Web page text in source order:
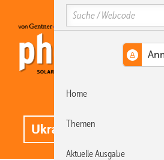
Hauptinhalt
Hauptmenü
SiteSearch
Search
Home
Themen
Aktuelle Ausgabe